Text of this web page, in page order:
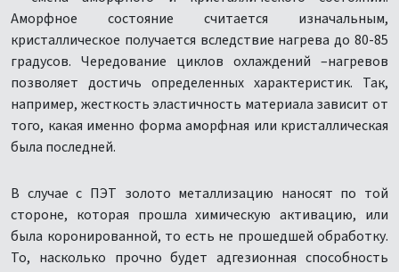
Аморфное состояние считается изначальным,
кристаллическое получается вследствие нагрева до 80-85
градусов. Чередование циклов охлаждений –нагревов
позволяет достичь определенных характеристик. Так,
например, жесткость эластичность материала зависит от
того, какая именно форма аморфная или кристаллическая
была последней.
В случае с ПЭТ золото металлизацию наносят по той
стороне, которая прошла химическую активацию, или
была коронированной, то есть не прошедшей обработку.
То, насколько прочно будет адгезионная способность